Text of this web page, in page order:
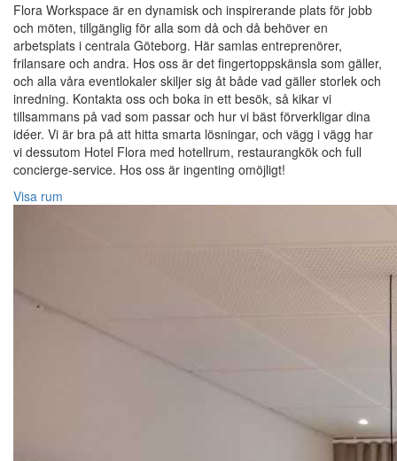
Flora Workspace är en dynamisk och inspirerande plats för jobb
och möten, tillgänglig för alla som då och då behöver en
arbetsplats i centrala Göteborg. Här samlas entreprenörer,
frilansare och andra. Hos oss är det fingertoppskänsla som gäller,
och alla våra eventlokaler skiljer sig åt både vad gäller storlek och
inredning. Kontakta oss och boka in ett besök, så kikar vi
tillsammans på vad som passar och hur vi bäst förverkligar dina
idéer. Vi är bra på att hitta smarta lösningar, och vägg i vägg har
vi dessutom Hotel Flora med hotellrum, restaurangkök och full
concierge-service. Hos oss är ingenting omöjligt!
Visa rum